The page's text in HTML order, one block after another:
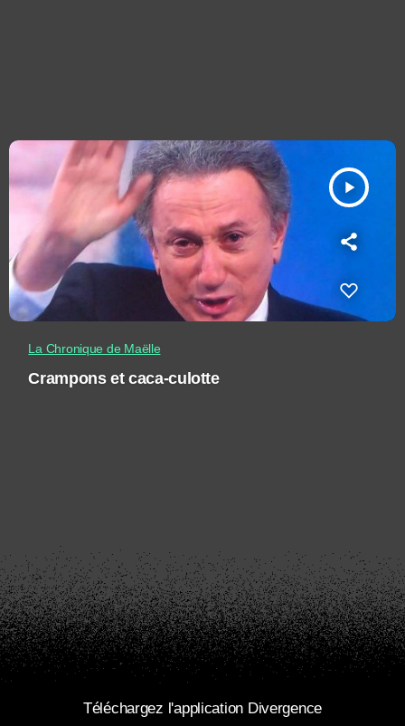
play_arrow
La Chronique de Maëlle
Crampons et caca-culotte
Téléchargez l'application Divergence